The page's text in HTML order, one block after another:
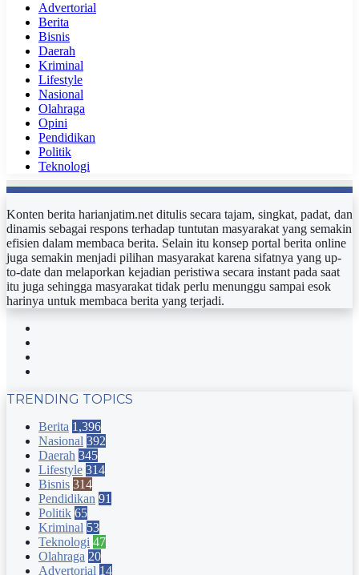
Advertorial
Berita
Bisnis
Daerah
Kriminal
Lifestyle
Nasional
Olahraga
Opini
Pendidikan
Politik
Teknologi
Konten berita harianjatim.net ditulis secara tajam, singkat, padat, dan
dinamis sebagai respons terhadap tuntutan masyarakat yang semakin
efisien dalam membaca berita. Selain itu konsep portal berita online
juga semakin menjadi pilihan masyarakat karena sifatnya yang up-
to-date dan melaporkan kejadian peristiwa secara instant pada saat
itu juga sehingga masyarakat tidak perlu menunggu sampai esok
harinya untuk membaca berita yang terjadi.
TRENDING TOPICS
Berita 1,396
Nasional 392
Daerah 345
Lifestyle 314
Bisnis 314
Pendidikan 91
Politik 65
Kriminal 53
Teknologi 47
Olahraga 20
Advertorial 14